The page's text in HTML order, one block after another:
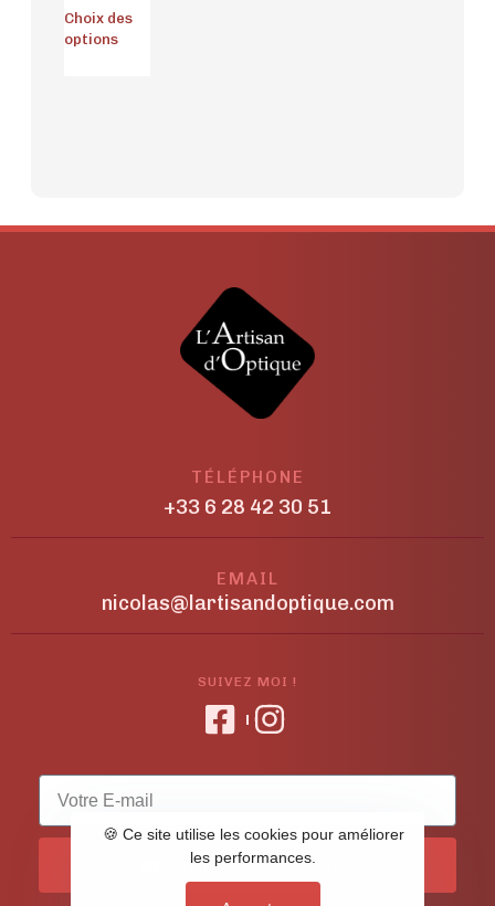
Choix des
options
TÉLÉPHONE
+33 6 28 42 30 51
EMAIL
nicolas@lartisandoptique.com
SUIVEZ MOI !
S'abonner à la newsletter
🍪 Ce site utilise les cookies pour améliorer
les performances.